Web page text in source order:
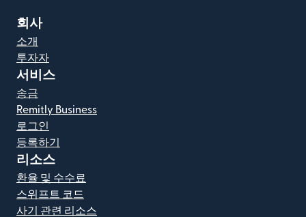
회사
소개
투자자
서비스
송금
Remitly Business
로그인
등록하기
리소스
환율 및 수수료
스위프트 코드
사기 관련 리소스